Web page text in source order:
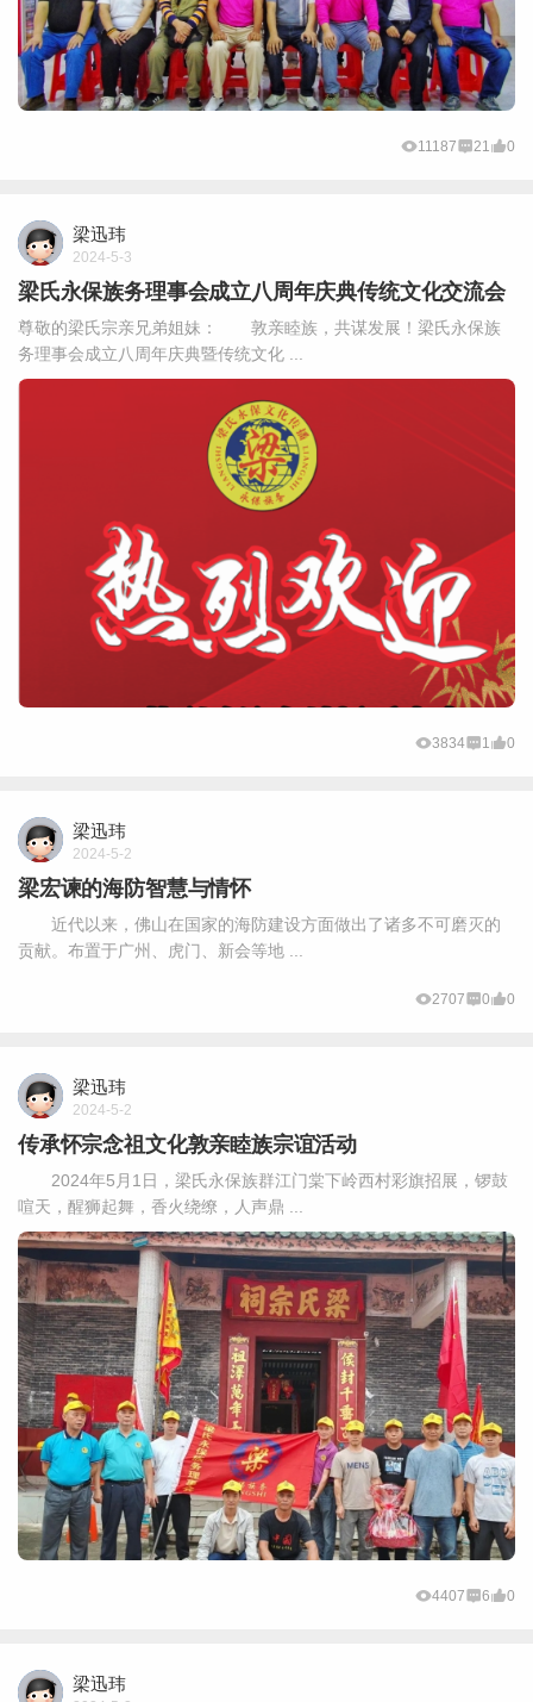
11187 21 0
梁迅玮
2024-5-3
梁氏永保族务理事会成立八周年庆典传统文化交流会
尊敬的梁氏宗亲兄弟姐妹： 敦亲睦族，共谋发展！梁氏永保族
务理事会成立八周年庆典暨传统文化 ...
3834 1 0
梁迅玮
2024-5-2
梁宏谏的海防智慧与情怀
近代以来，佛山在国家的海防建设方面做出了诸多不可磨灭的
贡献。布置于广州、虎门、新会等地 ...
2707 0 0
梁迅玮
2024-5-2
传承怀宗念祖文化敦亲睦族宗谊活动
2024年5月1日，梁氏永保族群江门棠下岭西村彩旗招展，锣鼓
喧天，醒狮起舞，香火绕缭，人声鼎 ...
4407 6 0
梁迅玮